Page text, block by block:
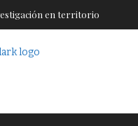
en territorio